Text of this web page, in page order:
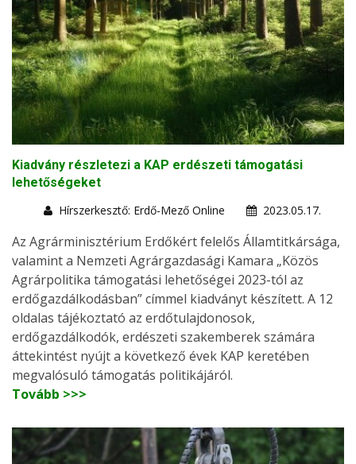
Kiadvány részletezi a KAP erdészeti támogatási
lehetőségeket
Hírszerkesztő: Erdő-Mező Online
2023.05.17.
Az Agrárminisztérium Erdőkért felelős Államtitkársága,
valamint a Nemzeti Agrárgazdasági Kamara „Közös
Agrárpolitika támogatási lehetőségei 2023-tól az
erdőgazdálkodásban” címmel kiadványt készített. A 12
oldalas tájékoztató az erdőtulajdonosok,
erdőgazdálkodók, erdészeti szakemberek számára
áttekintést nyújt a következő évek KAP keretében
megvalósuló támogatás politikájáról.
Tovább >>>